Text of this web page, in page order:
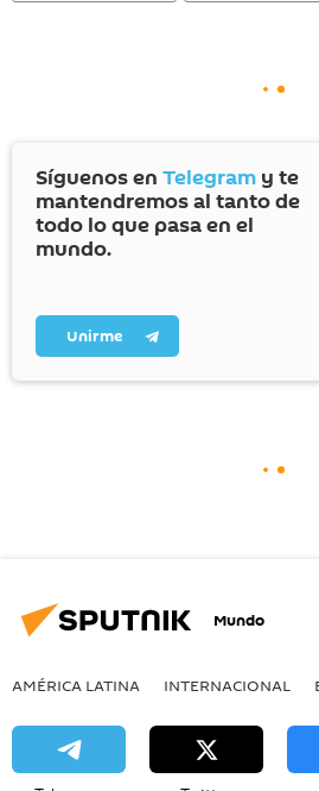
Síguenos en Telegram y te
mantendremos al tanto de
todo lo que pasa en el
mundo.
Unirme
Mundo
AMÉRICA LATINA INTERNACIONAL